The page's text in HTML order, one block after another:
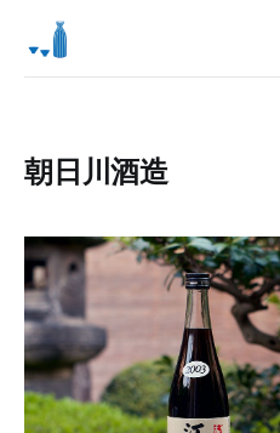
朝日川酒造